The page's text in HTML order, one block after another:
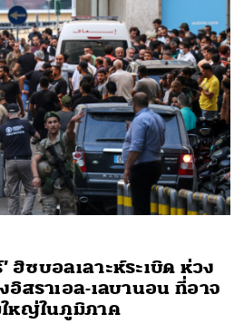
ฮิซบอลเลาะห์ระเบิด ห่วง
สราเอล-เลบานอน ที่อาจ
หญ่ในภูมิภาค
LINE EMAIL